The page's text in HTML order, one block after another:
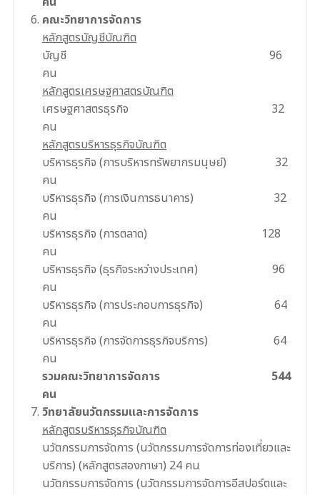
คณะวิทยาการจัดการ
หลักสูตรบัญชีบัณฑิต
บัญชี 96
คน
หลักสูตรเศรษฐศาสตรบัณฑิต
เศรษฐศาสตรธุรกิจ 32
คน
หลักสูตรบริหารธุรกิจบัณฑิต
บริหารธุรกิจ (การบริหารทรัพยากรมนุษย์) 32
คน
บริหารธุรกิจ (การเงินการธนาคาร) 32
คน
บริหารธุรกิจ (การตลาด) 128
คน
บริหารธุรกิจ (ธุรกิจระหว่างประเทศ) 96
คน
บริหารธุรกิจ (การประกอบการธุรกิจ) 64
คน
บริหารธุรกิจ (การจัดการธุรกิจบริการ) 64
คน
รวมคณะวิทยาการจัดการ 544
คน
วิทยาลัยนวัตกรรมและการจัดการ
หลักสูตรบริหารธุรกิจบัณฑิต
นวัตกรรมการจัดการ (นวัตกรรมการจัดการท่องเที่ยวและ
บริการ) (หลักสูตรสองภาษา) 24 คน
นวัตกรรมการจัดการ (นวัตกรรมการจัดการอีสปอร์ตและ